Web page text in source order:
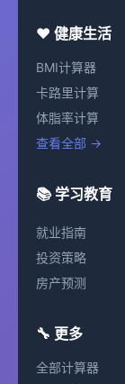
❤️ 健康生活
BMI计算器
卡路里计算
体脂率计算
查看全部 →
📚 学习教育
就业指南
投资策略
房产预测
🔧 更多
全部计算器